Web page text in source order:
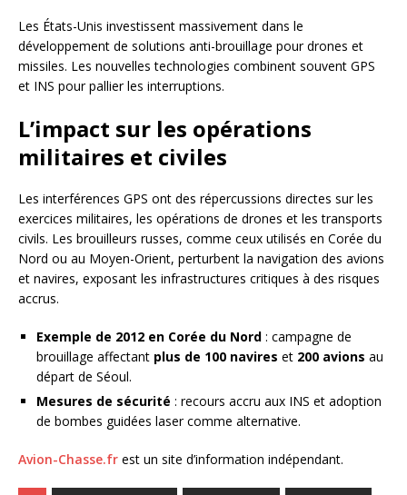
Les États-Unis investissent massivement dans le
développement de solutions anti-brouillage pour drones et
missiles. Les nouvelles technologies combinent souvent GPS
et INS pour pallier les interruptions.
L’impact sur les opérations
militaires et civiles
Les interférences GPS ont des répercussions directes sur les
exercices militaires, les opérations de drones et les transports
civils. Les brouilleurs russes, comme ceux utilisés en Corée du
Nord ou au Moyen-Orient, perturbent la navigation des avions
et navires, exposant les infrastructures critiques à des risques
accrus.
Exemple de 2012 en Corée du Nord : campagne de
brouillage affectant plus de 100 navires et 200 avions au
départ de Séoul.
Mesures de sécurité : recours accru aux INS et adoption
de bombes guidées laser comme alternative.
Avion-Chasse.fr est un site d’information indépendant.